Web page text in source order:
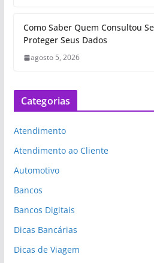
Como Saber Quem Consultou
Proteger Seus Dados
agosto 5, 2026
Categorias
Atendimento
Atendimento ao Cliente
Automotivo
Bancos
Bancos Digitais
Dicas Bancárias
Dicas de Viagem